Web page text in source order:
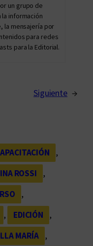
un grupo de
información
la mensajería por
para redes
para la Editorial.
Siguiente →
,
ROSSI
,
,
, EDICIÓN
,
MARÍA
,